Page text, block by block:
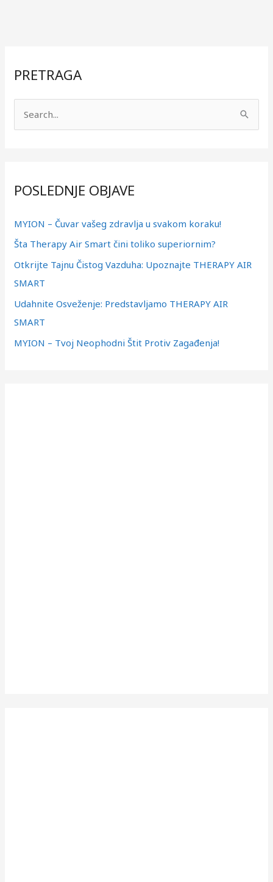
PRETRAGA
р
г
а
з
а
:
POSLEDNJE OBJAVE
MYION – Čuvar vašeg zdravlja u svakom koraku!
Šta Therapy Air Smart čini toliko superiornim?
Otkrijte Tajnu Čistog Vazduha: Upoznajte THERAPY AIR
SMART
Udahnite Osveženje: Predstavljamo THERAPY AIR
SMART
MYION – Tvoj Neophodni Štit Protiv Zagađenja!